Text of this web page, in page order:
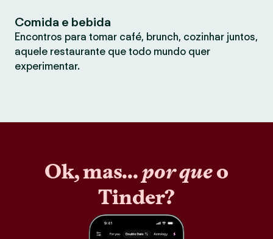
Comida e bebida
Encontros para tomar café, brunch, cozinhar juntos,
aquele restaurante que todo mundo quer
experimentar.
Ok, mas...por queo
Tinder?